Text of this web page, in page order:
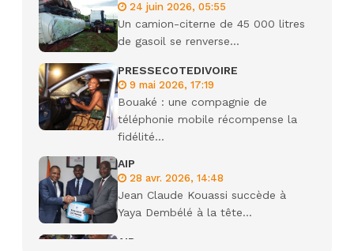
24 juin 2026, 05:55
Un camion-citerne de 45 000 litres
de gasoil se renverse...
PRESSECOTEDIVOIRE
9 mai 2026, 17:19
Bouaké : une compagnie de
téléphonie mobile récompense la
fidélité...
AIP
28 avr. 2026, 14:48
Jean Claude Kouassi succède à
Yaya Dembélé à la tête...
AIP